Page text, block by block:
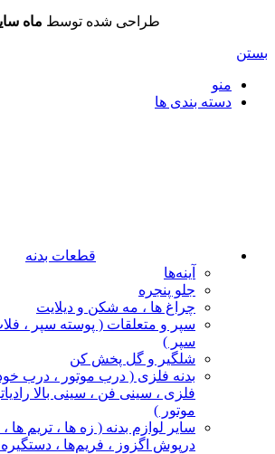
طراحی شده توسط ماه
بستن
منو
دسته بندی ها
قطعات بدنه
آینه‌ها
جلو پنجره
چراغ‌ ها ، مه‌ شکن و دیلایت
سپر و متعلقات ( پوسته سپر ،
سپر )
شلگیر و گل‌ پخش‌ کن
بدنه فلزی ( درب موتور ، درب
فلزی ، سینی فن ، سینی بالا
موتور )
سایر لوازم بدنه ( زه ها ، تریم ها
درپوش اگزوز ، فریم‌ها ،